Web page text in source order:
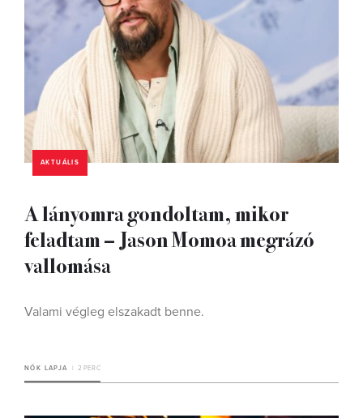
AKTUÁLIS
A lányomra gondoltam, mikor
feladtam – Jason Momoa megrázó
vallomása
Valami végleg elszakadt benne.
NŐK LAPJA 2 PERC